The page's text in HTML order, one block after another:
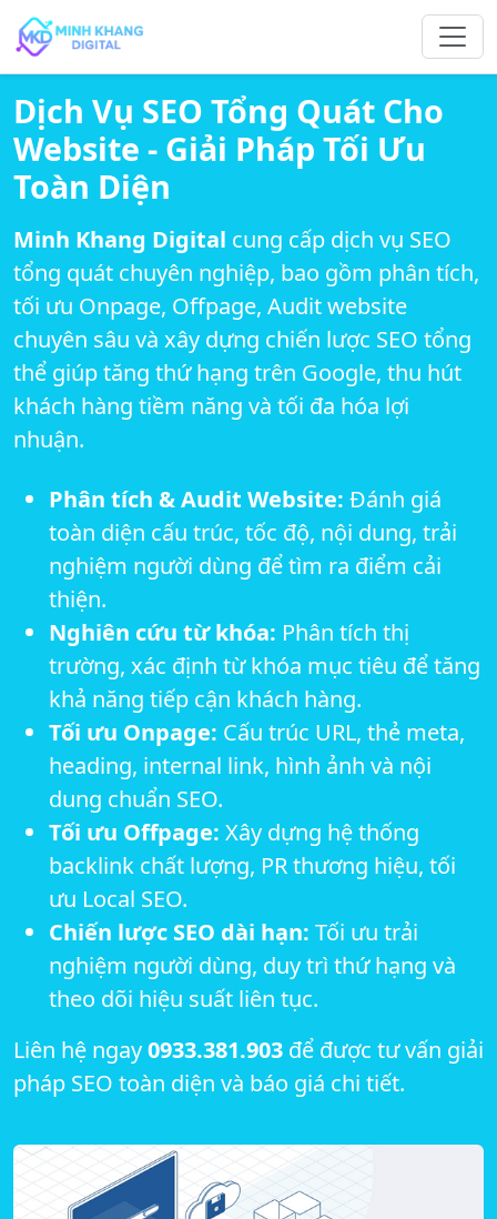
Dịch Vụ SEO Tổng Quát Cho
Website - Giải Pháp Tối Ưu
Toàn Diện
Minh Khang Digital cung cấp dịch vụ SEO
tổng quát chuyên nghiệp, bao gồm phân tích,
tối ưu Onpage, Offpage, Audit website
chuyên sâu và xây dựng chiến lược SEO tổng
thể giúp tăng thứ hạng trên Google, thu hút
khách hàng tiềm năng và tối đa hóa lợi
nhuận.
Phân tích & Audit Website: Đánh giá
toàn diện cấu trúc, tốc độ, nội dung, trải
nghiệm người dùng để tìm ra điểm cải
thiện.
Nghiên cứu từ khóa: Phân tích thị
trường, xác định từ khóa mục tiêu để tăng
khả năng tiếp cận khách hàng.
Tối ưu Onpage: Cấu trúc URL, thẻ meta,
heading, internal link, hình ảnh và nội
dung chuẩn SEO.
Tối ưu Offpage: Xây dựng hệ thống
backlink chất lượng, PR thương hiệu, tối
ưu Local SEO.
Chiến lược SEO dài hạn: Tối ưu trải
nghiệm người dùng, duy trì thứ hạng và
theo dõi hiệu suất liên tục.
Liên hệ ngay0933.381.903 để được tư vấn giải
pháp SEO toàn diện và báo giá chi tiết.